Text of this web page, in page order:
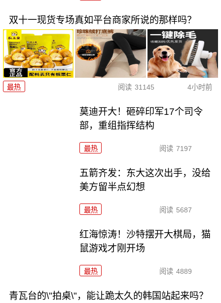
双十一现货专场真如平台商家所说的那样吗？
最热 阅读 31145 4小时前
莫迪开大！砸碎印军17个司令
部，重组指挥结构
最热 阅读 7197
五箭齐发：东大这次出手，没给
美方留半点幻想
最热 阅读 5687
红海惊涛！沙特摆开大棋局，猫
鼠游戏才刚开场
最热 阅读 4889
青瓦台的\"拍桌\"，能让跪太久的韩国站起来吗？